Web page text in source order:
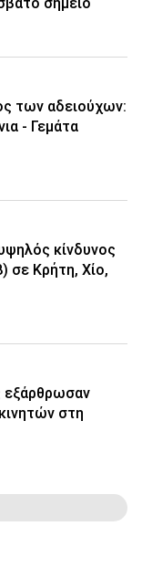
σημείο
των αδειούχων:
- Γεμάτα
κίνδυνος
σε Κρήτη, Χίο,
εξάρθρωσαν
στη